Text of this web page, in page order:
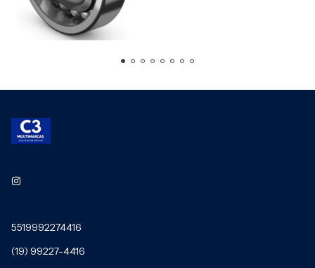
5519992274416
(19) 99227-4416